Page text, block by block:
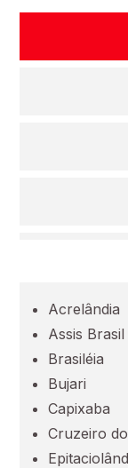
Acrelândia
Assis Brasil
Brasiléia
Bujari
Capixaba
Cruzeiro